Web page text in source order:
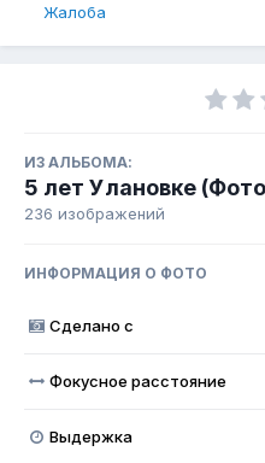
Жалоба
ИЗ АЛЬБОМА:
5 лет Улановке
236 изображений
ИНФОРМАЦИЯ О ФОТО
Сделано с
Фокусное расстояние
Выдержка